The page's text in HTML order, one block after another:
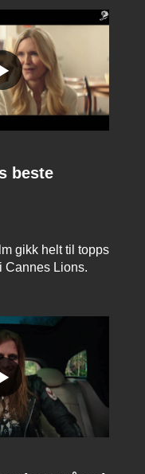
beste
gikk helt til topps
Cannes Lions.